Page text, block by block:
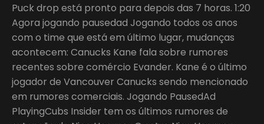
Puck drop está pronto para depois das 7 horas. 1:20
Agora jogando pausedad Jogando todos os anos
com o time que está em último lugar, mudanças
acontecem: Canucks Kane fala sobre rumores
recentes sobre comércio Evander. Kane é o último
jogador de Vancouver Canucks sendo mencionado
em rumores comerciais. Jogando PausedAd
PlayingCubs Insider tem os últimos rumores de